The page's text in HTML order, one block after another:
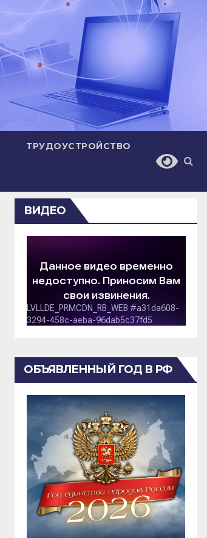
ТРУДОУСТРОЙСТВО
ВИДЕО
ОБЪЯВЛЕННЫЙ ГОД В РФ